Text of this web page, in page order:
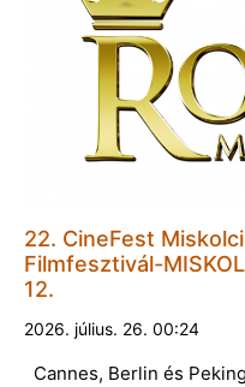
22. CineFest
Filmfesztivál-
12.
2026. július. 26. 00:24
Cannes, Berlin és